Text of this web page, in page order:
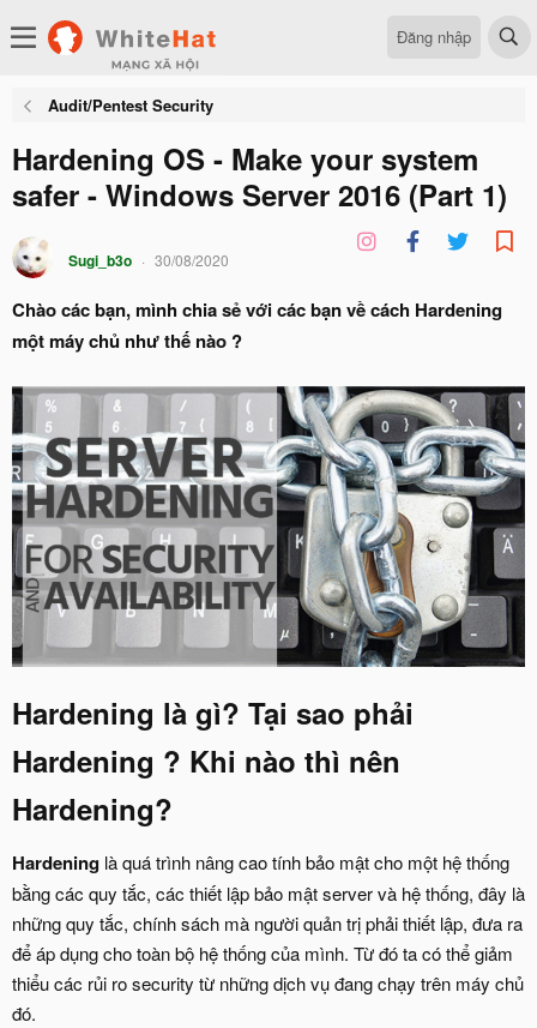
Đăng nhập
Audit/Pentest Security
Hardening OS - Make your system
safer - Windows Server 2016 (Part 1)
Sugi_b3o 30/08/2020
Chào các bạn, mình chia sẻ với các bạn về cách Hardening
một máy chủ như thế nào ?
Hardening là gì? Tại sao phải
Hardening ? Khi nào thì nên
Hardening?
Hardening là quá trình nâng cao tính bảo mật cho một hệ thống
bằng các quy tắc, các thiết lập bảo mật server và hệ thống, đây là
những quy tắc, chính sách mà người quản trị phải thiết lập, đưa ra
để áp dụng cho toàn bộ hệ thống của mình. Từ đó ta có thể giảm
thiểu các rủi ro security từ những dịch vụ đang chạy trên máy chủ
đó.